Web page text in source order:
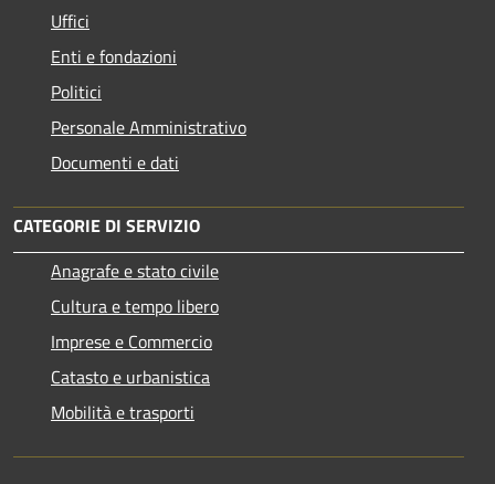
Uffici
Enti e fondazioni
Politici
Personale Amministrativo
Documenti e dati
CATEGORIE DI SERVIZIO
Anagrafe e stato civile
Cultura e tempo libero
Imprese e Commercio
Catasto e urbanistica
Mobilità e trasporti